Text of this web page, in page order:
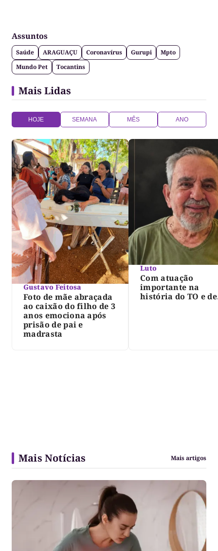
Assuntos
Saúde ARAGUAÇU Coronavírus Gurupi
Mpto
Mundo Pet
Tocantins
Mais Lidas
HOJE SEMANA MÊS ANO
Gustavo Feitosa
Foto de mãe abraçada
ao caixão do filho de 3
anos emociona após
prisão de pai e
madrasta
Luto
Com atuação
importante na
história do TO e de
Mais Notícias Mais artigos